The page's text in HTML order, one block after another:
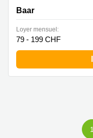
Baar
Loyer mensuel:
79 - 199 CHF
1